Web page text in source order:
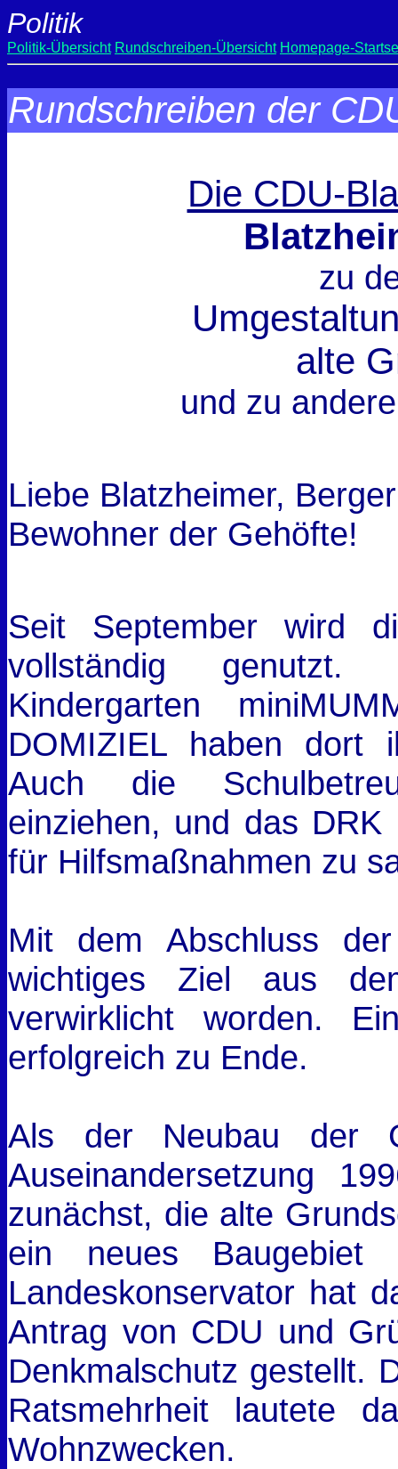
Politik
Politik-Übersicht Rundschreiben-Übersicht Homepage-
Rundschreiben der
Die CDU-
zu
alte
und zu
Liebe Blatzheimer,
Bewohner der Gehöfte!
Seit September wird
vollständig genutzt.
Kindergarten
DOMIZIEL haben dort
Auch die
einziehen, und das
für Hilfsmaßnahmen zu
Mit dem Abschluss
wichtiges Ziel aus
verwirklicht worden.
erfolgreich zu Ende.
Als der Neubau der
Auseinandersetzung
zunächst, die alte
ein neues Baugebiet
Landeskonservator hat
Antrag von CDU und
Denkmalschutz gestellt.
Ratsmehrheit lautete
Wohnzwecken.